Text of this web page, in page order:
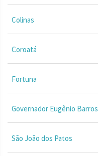
Colinas
Coroatá
Fortuna
Governador Eugênio Barros
São João dos Patos